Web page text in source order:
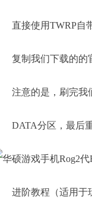
直接使用TWRP自
复制我们下载的的
注意的是，刷完我
DATA分区，最后
进阶教程（适用于